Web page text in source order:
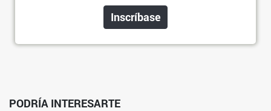
Inscríbase
PODRÍA INTERESARTE